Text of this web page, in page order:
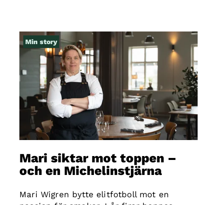
Min story
Mari siktar mot toppen –
och en Michelinstjärna
Mari Wigren bytte elitfotboll mot en